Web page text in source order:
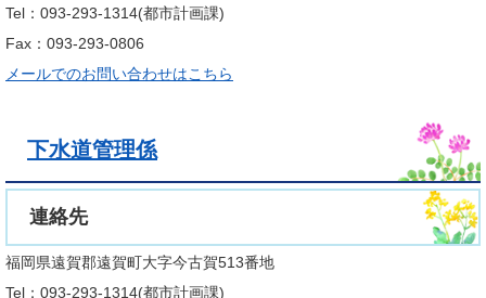
Tel：093-293-1314 都市計画課
Fax：093-293-0806
メールでのお問い合わせはこちら
下水道管理係
連絡先
福岡県遠賀郡遠賀町大字今古賀513番地
Tel：093-293-1314 都市計画課